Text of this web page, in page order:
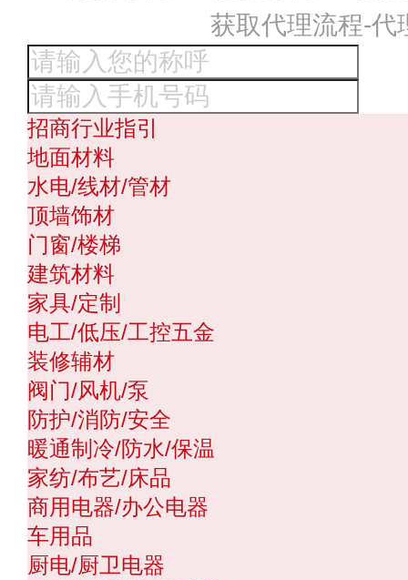
获取代理流程-代
招商行业指引
地面材料
水电/线材/管材
顶墙饰材
门窗/楼梯
建筑材料
家具/定制
电工/低压/工控五金
装修辅材
阀门/风机/泵
防护/消防/安全
暖通制冷/防水/保温
家纺/布艺/床品
商用电器/办公电器
车用品
厨电/厨卫电器